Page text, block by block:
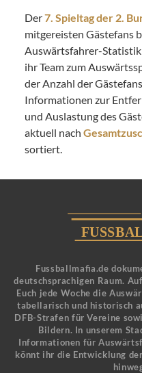
Der7. Spieltag der 2.
mitgereisten Gästefans
Auswärtsfahrer-
ihr Team zum
der Anzahl der
Informationen zur
und Auslastung des
aktuell nach
sortiert.
Fussballmafia.de
deutschsprachigen Raum.
Euch jede Woche die
tabellarisch und historisch
DFB-Strafen für Vereine
Bildern. In unserem
Informationen für
könnt ihr die Entwicklung